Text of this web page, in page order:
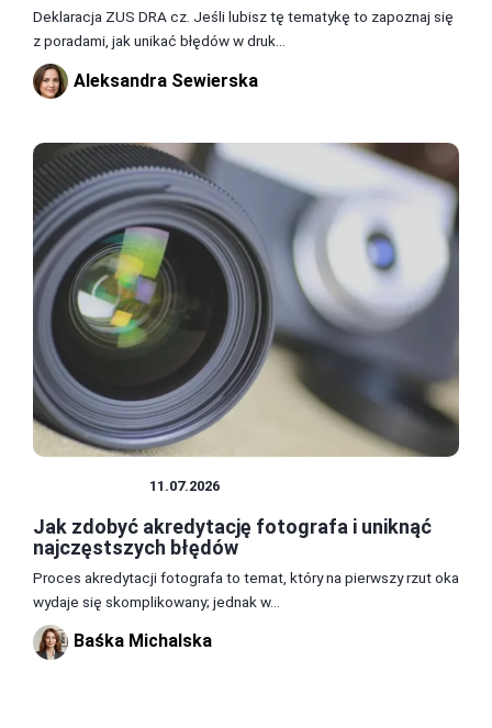
Deklaracja ZUS DRA cz. Jeśli lubisz tę tematykę to zapoznaj się
z poradami, jak unikać błędów w druk...
Aleksandra Sewierska
11.07.2026
Jak zdobyć akredytację fotografa i uniknąć
najczęstszych błędów
Proces akredytacji fotografa to temat, który na pierwszy rzut oka
wydaje się skomplikowany; jednak w...
Baśka Michalska